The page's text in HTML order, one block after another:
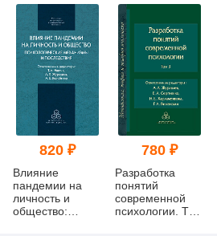
820 ₽
Влияние
пандемии на
личность и
общество:
780 ₽
Разработка
понятий
современной
психологии. Том